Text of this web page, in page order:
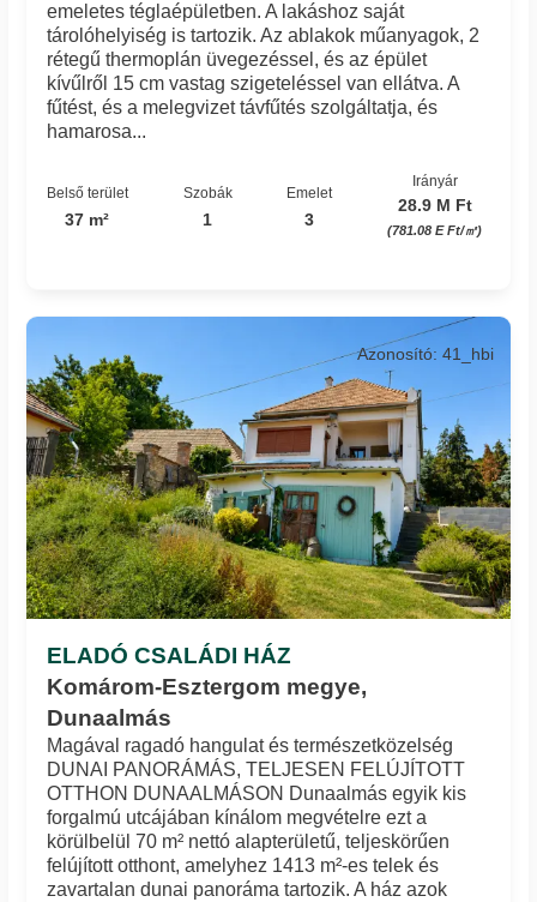
emeletes téglaépületben. A lakáshoz saját
tárolóhelyiség is tartozik. Az ablakok műanyagok, 2
rétegű thermoplán üvegezéssel, és az épület
kívűlről 15 cm vastag szigeteléssel van ellátva. A
fűtést, és a melegvizet távfűtés szolgáltatja, és
hamarosa...
Belső terület
37 m²
Szobák
1
Emelet
3
Irányár
28.9 M Ft
(781.08 E Ft/㎡)
ELADÓ CSALÁDI HÁZ
Komárom-Esztergom megye,
Dunaalmás
Azonosító: 41_hbi
Magával ragadó hangulat és természetközelség
DUNAI PANORÁMÁS, TELJESEN FELÚJÍTOTT
OTTHON DUNAALMÁSON Dunaalmás egyik kis
forgalmú utcájában kínálom megvételre ezt a
körülbelül 70 m² nettó alapterületű, teljeskörűen
felújított otthont, amelyhez 1413 m²-es telek és
zavartalan dunai panoráma tartozik. A ház azok